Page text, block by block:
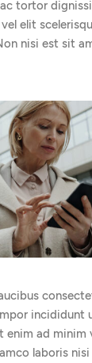
tortor
elit
nisi est sit
incididunt
enim ad minim
laboris